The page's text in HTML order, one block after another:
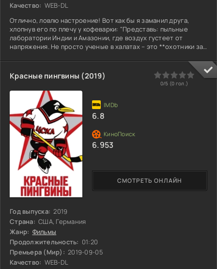
Качество: WEB-DL
Отлично, ловлю настроение! Вот как бы я заманил друга,
хлопнув его по плечу у кофеварки: "Представь: пыльные
лаборатории Индии и Амазонии, где воздух густеет от
напряжения. Не просто ученые в халатах – это **охотники за
герпетолог ловит черную мамбу голыми руками, его пальцы
*знают* каждый мускул змеи, но одно дрогнувшее веко – и
счет идет на минуты. Что их гонит? Не апокалипсис, а
**личная ярость против невежества**. Каждый год
Красные пингвины (2019)
Год выпуска: 2019
Страна: США, Германия
Жанр: Фильмы
Продолжительность: 01:20
Премьера (Мир): 2019-09-05
Качество: WEB-DL
СМОТРЕТЬ ОНЛАЙН
6.8
6.953
0 4 5
0/5 (0 гол.)